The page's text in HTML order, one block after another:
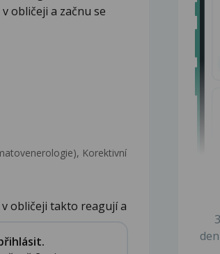
obličeji a začnu se
Korektivní
v obličeji takto reagují a